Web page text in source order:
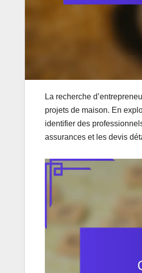
La recherche
projets de maison. En
identifier des
assurances et les devis